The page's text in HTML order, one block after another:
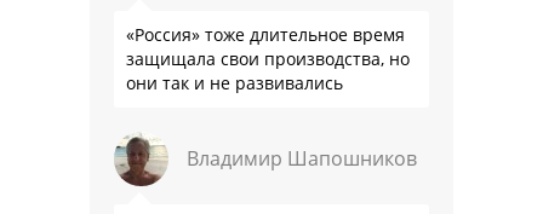
«Россия» тоже длительное время
защищала свои производства, но
они так и не развивались
Владимир Шапошников